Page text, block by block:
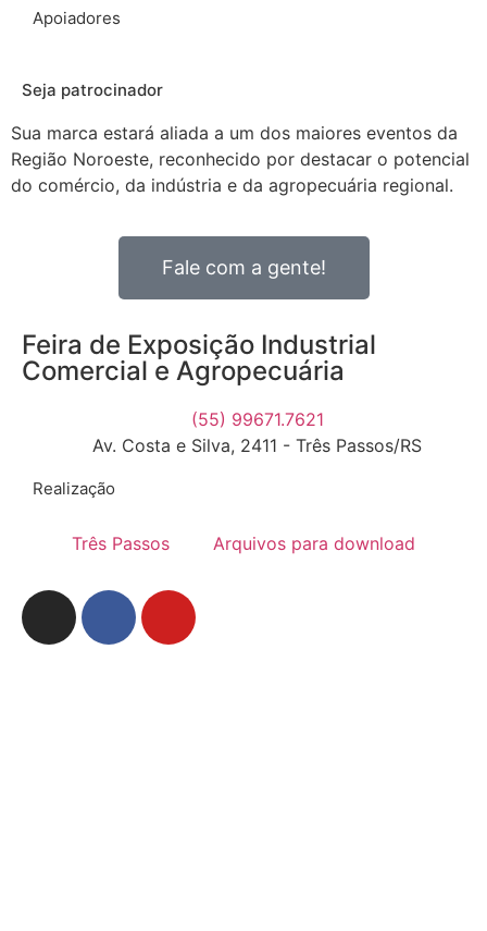
Apoiadores
Seja patrocinador
Sua marca estará aliada a um dos maiores eventos da
Região Noroeste, reconhecido por destacar o potencial
do comércio, da indústria e da agropecuária regional.
Fale com a gente!
Feira de Exposição Industrial
Comercial e Agropecuária
(55) 99671.7621
Av. Costa e Silva, 2411 - Três Passos/RS
Realização
Três Passos Arquivos para download